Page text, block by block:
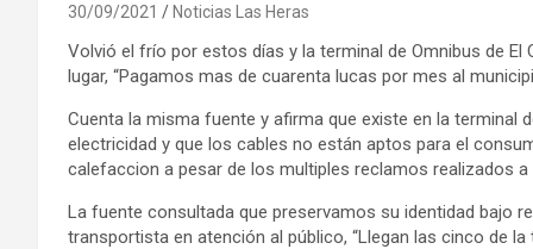
30/09/2021 Noticias Las Heras
Volvió el frío por estos días y la terminal de Omnibus de
lugar, “Pagamos mas de cuarenta lucas por mes al
Cuenta la misma fuente y afirma que existe en la terminal
electricidad y que los cables no están aptos para el
calefaccion a pesar de los multiples reclamos realizados a
La fuente consultada que preservamos su identidad bajo
transportista en atención al público, “Llegan las cinco de